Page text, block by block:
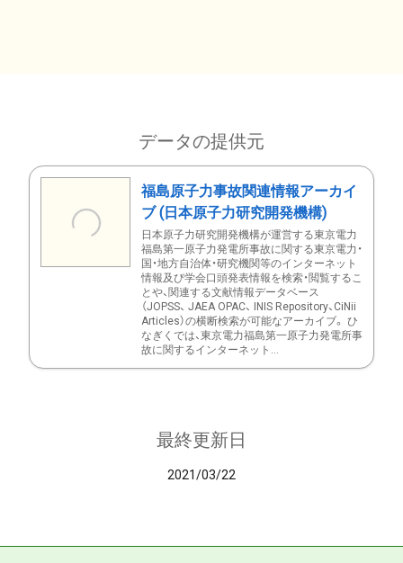
データの提供元
福島原子力事故関連情報アーカイ
ブ (日本原子力研究開発機構)
日本原子力研究開発機構が運営する東京電力
福島第一原子力発電所事故に関する東京電力・
国・地方自治体・研究機関等のインターネット
情報及び学会口頭発表情報を検索・閲覧するこ
とや、関連する文献情報データベース
（JOPSS、 JAEA OPAC、 INIS Repository、CiNii
Articles）の横断検索が可能なアーカイブ。 ひ
なぎくでは、東京電力福島第一原子力発電所事
故に関するインターネット...
最終更新日
2021/03/22